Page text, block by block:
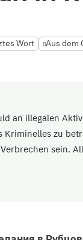
Wort Aus dem
an illegalen
Kriminelles zu
sein.